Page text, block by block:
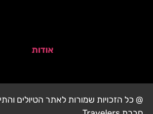
אודות
@ כל הזכויות שמורות לאתר הטיולים